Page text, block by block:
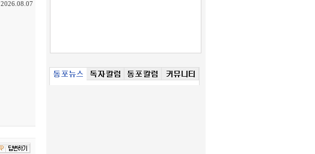
2026.08.07